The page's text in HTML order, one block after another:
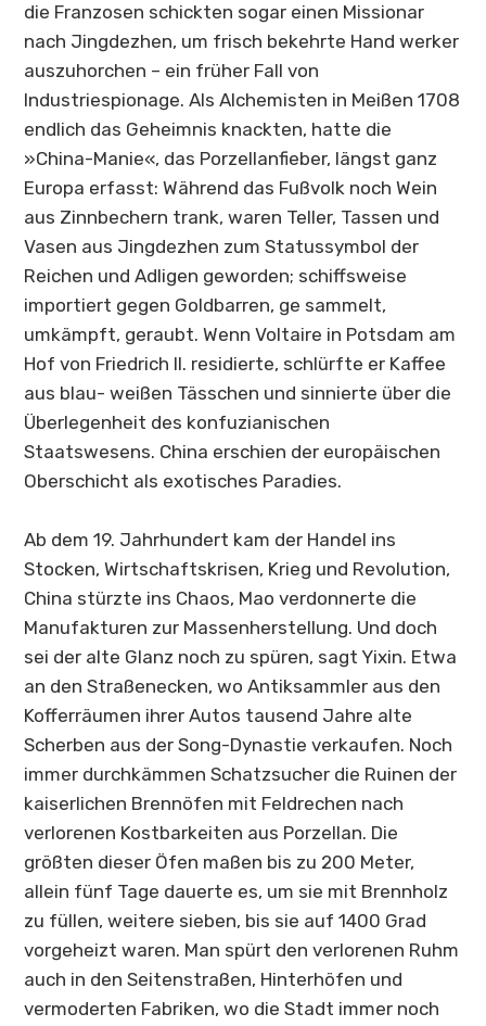
die Franzosen schickten sogar einen Missionar
nach Jingdezhen, um frisch bekehrte Hand werker
auszuhorchen – ein früher Fall von
Industriespionage. Als Alchemisten in Meißen 1708
endlich das Geheimnis knackten, hatte die
»China-Manie«, das Porzellanfieber, längst ganz
Europa erfasst: Während das Fußvolk noch Wein
aus Zinnbechern trank, waren Teller, Tassen und
Vasen aus Jingdezhen zum Statussymbol der
Reichen und Adligen geworden; schiffsweise
importiert gegen Goldbarren, ge sammelt,
umkämpft, geraubt. Wenn Voltaire in Potsdam am
Hof von Friedrich II. residierte, schlürfte er Kaffee
aus blau- weißen Tässchen und sinnierte über die
Überlegenheit des konfuzianischen
Staatswesens. China erschien der europäischen
Oberschicht als exotisches Paradies.
Ab dem 19. Jahrhundert kam der Handel ins
Stocken, Wirtschaftskrisen, Krieg und Revolution,
China stürzte ins Chaos, Mao verdonnerte die
Manufakturen zur Massenherstellung. Und doch
sei der alte Glanz noch zu spüren, sagt Yixin. Etwa
an den Straßenecken, wo Antiksammler aus den
Kofferräumen ihrer Autos tausend Jahre alte
Scherben aus der Song-Dynastie verkaufen. Noch
immer durchkämmen Schatzsucher die Ruinen der
kaiserlichen Brennöfen mit Feldrechen nach
verlorenen Kostbarkeiten aus Porzellan. Die
größten dieser Öfen maßen bis zu 200 Meter,
allein fünf Tage dauerte es, um sie mit Brennholz
zu füllen, weitere sieben, bis sie auf 1400 Grad
vorgeheizt waren. Man spürt den verlorenen Ruhm
auch in den Seitenstraßen, Hinterhöfen und
vermoderten Fabriken, wo die Stadt immer noch